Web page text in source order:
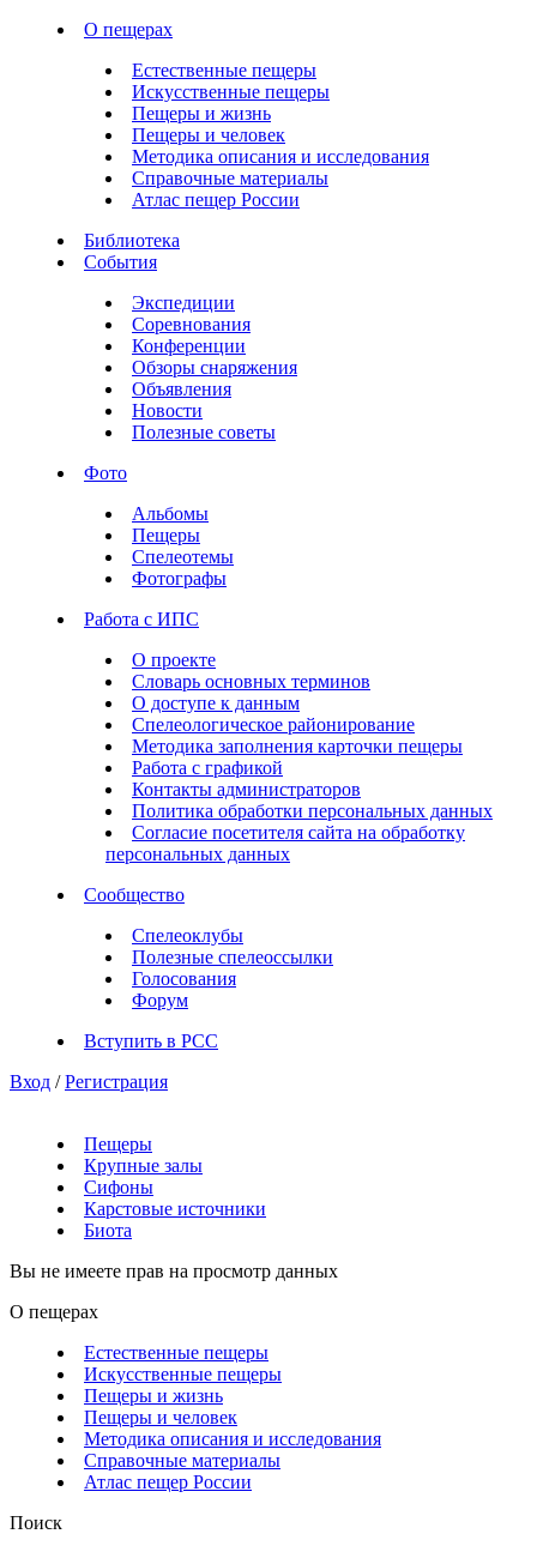
О пещерах
Естественные пещеры
Искусственные пещеры
Пещеры и жизнь
Пещеры и человек
Методика описания и исследования
Справочные материалы
Атлас пещер России
Библиотека
События
Экспедиции
Соревнования
Конференции
Обзоры снаряжения
Объявления
Новости
Полезные советы
Фото
Альбомы
Пещеры
Спелеотемы
Фотографы
Работа с ИПС
О проекте
Словарь основных терминов
О доступе к данным
Спелеологическое районирование
Методика заполнения карточки пещеры
Работа с графикой
Контакты администраторов
Политика обработки персональных данных
Согласие посетителя сайта на обработку
персональных данных
Сообщество
Спелеоклубы
Полезные спелеоссылки
Голосования
Форум
Вступить в РСС
Вход / Регистрация
Пещеры
Крупные залы
Сифоны
Карстовые источники
Биота
Вы не имеете прав на просмотр данных
О пещерах
Естественные пещеры
Искусственные пещеры
Пещеры и жизнь
Пещеры и человек
Методика описания и исследования
Справочные материалы
Атлас пещер России
Поиск